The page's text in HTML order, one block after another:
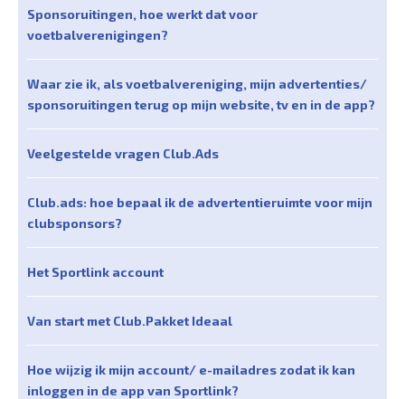
Sponsoruitingen, hoe werkt dat voor
voetbalverenigingen?
Waar zie ik, als voetbalvereniging, mijn advertenties/
sponsoruitingen terug op mijn website, tv en in de app?
Veelgestelde vragen Club.Ads
Club.ads: hoe bepaal ik de advertentieruimte voor mijn
clubsponsors?
Het Sportlink account
Van start met Club.Pakket Ideaal
Hoe wijzig ik mijn account/ e-mailadres zodat ik kan
inloggen in de app van Sportlink?